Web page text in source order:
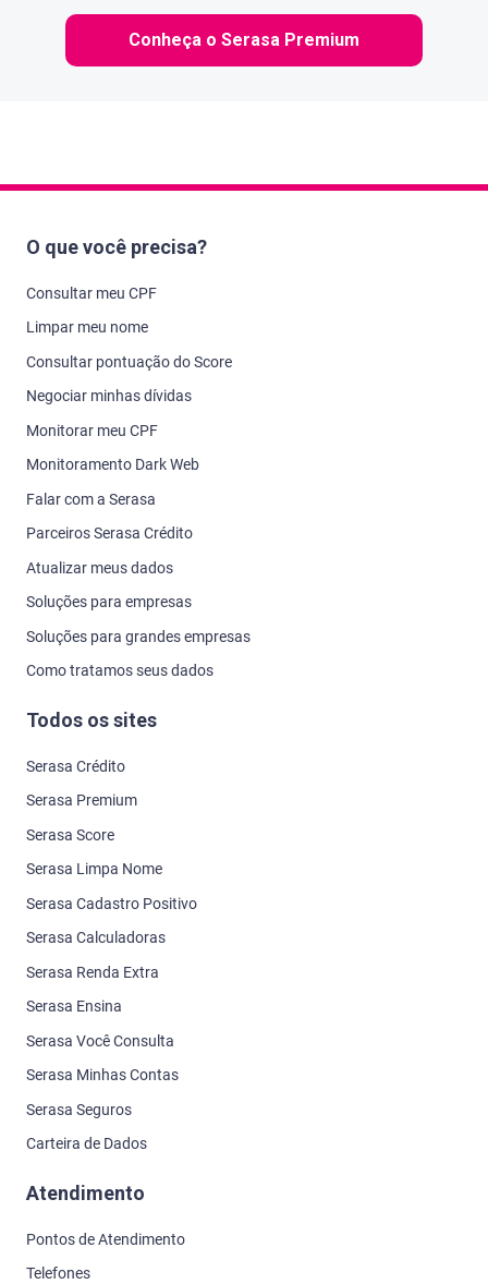
Conheça o Serasa Premium
O que você precisa?
Consultar meu CPF
Limpar meu nome
Consultar pontuação do Score
Negociar minhas dívidas
Monitorar meu CPF
Monitoramento Dark Web
Falar com a Serasa
Parceiros Serasa Crédito
Atualizar meus dados
Soluções para empresas
Soluções para grandes empresas
Como tratamos seus dados
Todos os sites
Serasa Crédito
Serasa Premium
Serasa Score
Serasa Limpa Nome
Serasa Cadastro Positivo
Serasa Calculadoras
Serasa Renda Extra
Serasa Ensina
Serasa Você Consulta
Serasa Minhas Contas
Serasa Seguros
Carteira de Dados
Atendimento
Pontos de Atendimento
Telefones